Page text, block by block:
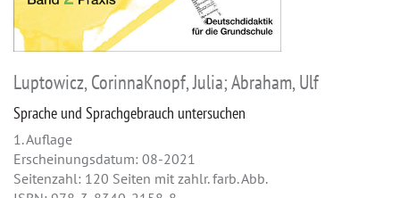
Luptowicz, CorinnaKnopf, Julia; Abraham, Ulf
Sprache und Sprachgebrauch untersuchen
1. Auflage
Erscheinungsdatum: 08-2021
Seitenzahl: 120 Seiten mit zahlr. farb. Abb.